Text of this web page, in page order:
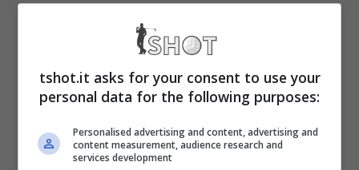
notizia si è diffusa rapidamente sui social
mettendo in risalto una situazione davvero
terribile.
62 calciatori sospesi: la
tshot.it asks for your consent to use your
personal data for the following purposes:
Personalised advertising and content, advertising and
content measurement, audience research and
services development